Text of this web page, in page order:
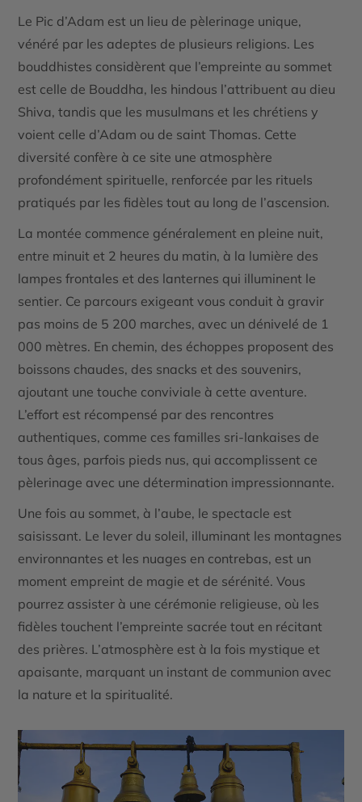
Le Pic d’Adam est un lieu de pèlerinage unique,
vénéré par les adeptes de plusieurs religions. Les
bouddhistes considèrent que l’empreinte au sommet
est celle de Bouddha, les hindous l’attribuent au dieu
Shiva, tandis que les musulmans et les chrétiens y
voient celle d’Adam ou de saint Thomas. Cette
diversité confère à ce site une atmosphère
profondément spirituelle, renforcée par les rituels
pratiqués par les fidèles tout au long de l’ascension.
La montée commence généralement en pleine nuit,
entre minuit et 2 heures du matin, à la lumière des
lampes frontales et des lanternes qui illuminent le
sentier. Ce parcours exigeant vous conduit à gravir
pas moins de 5 200 marches, avec un dénivelé de 1
000 mètres. En chemin, des échoppes proposent des
boissons chaudes, des snacks et des souvenirs,
ajoutant une touche conviviale à cette aventure.
L’effort est récompensé par des rencontres
authentiques, comme ces familles sri-lankaises de
tous âges, parfois pieds nus, qui accomplissent ce
pèlerinage avec une détermination impressionnante.
Une fois au sommet, à l’aube, le spectacle est
saisissant. Le lever du soleil, illuminant les montagnes
environnantes et les nuages en contrebas, est un
moment empreint de magie et de sérénité. Vous
pourrez assister à une cérémonie religieuse, où les
fidèles touchent l’empreinte sacrée tout en récitant
des prières. L’atmosphère est à la fois mystique et
apaisante, marquant un instant de communion avec
la nature et la spiritualité.